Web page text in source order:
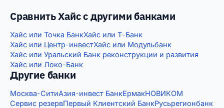
Сравнить Хайс с другими банками
Хайс или Точка БанкХайс или Т-Банк
Хайс или Центр-инвестХайс или Модульбанк
Хайс или Уральский Банк реконструкции и развития
Хайс или Локо-Банк
Другие банки
Москва-СитиАзия-инвест БанкЕрмакНОВИКОМ
Сервис резервПервый Клиентский БанкРусьрегионбанк